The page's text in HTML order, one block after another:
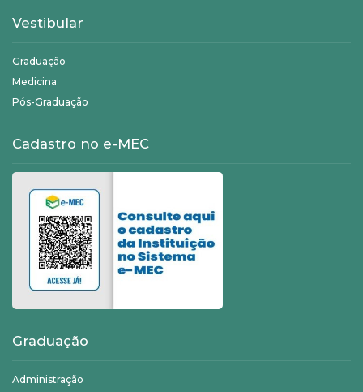
Vestibular
Graduação
Medicina
Pós-Graduação
Cadastro no e-MEC
Graduação
Administração